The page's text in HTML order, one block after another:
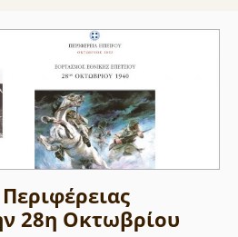
28η Οκτωβρίου